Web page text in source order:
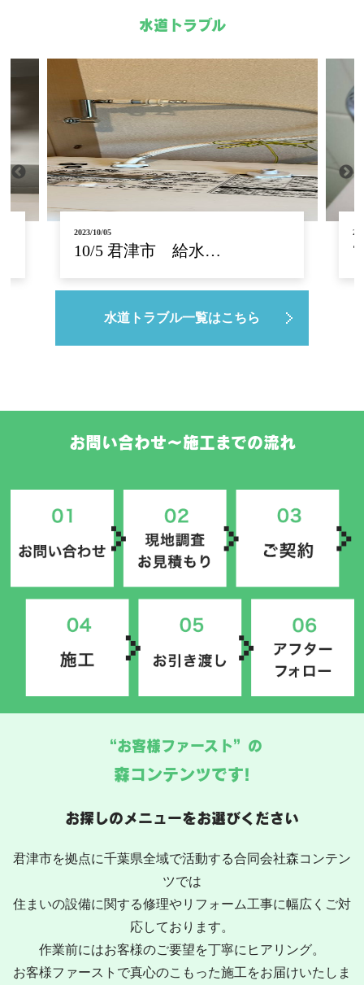
水道トラブル
2023/07/28
7/26 トイレクリー…
水道トラブル一覧はこちら
お問い合わせ〜施工までの流れ
“お客様ファースト”の
森コンテンツです!
お探しのメニューをお選びください
君津市を拠点に千葉県全域で活動する合同会社森コンテン
ツでは
住まいの設備に関する修理やリフォーム工事に幅広くご対
応しております。
作業前にはお客様のご要望を丁寧にヒアリング。
お客様ファーストで真心のこもった施工をお届けいたしま